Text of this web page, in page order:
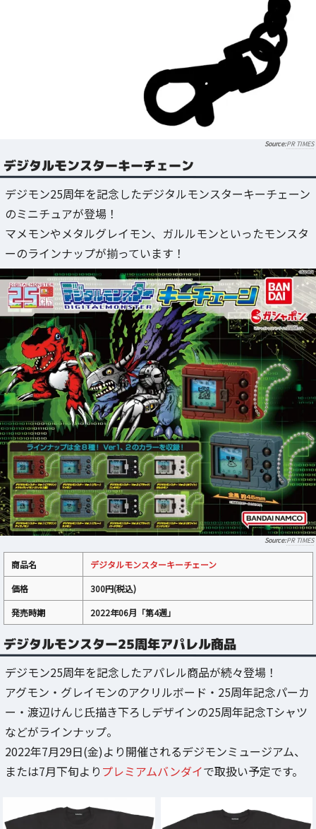
PR TIMES
デジタルモンスターキーチェーン
デジモン25周年を記念したデジタルモンスターキーチェーン
のミニチュアが登場！
マメモンやメタルグレイモン、ガルルモンといったモンスタ
ーのラインナップが揃っています！
PR TIMES
商品名
デジタルモンスターキーチェーン
価格
300円(税込)
発売時期
2022年06月「第4週」
デジタルモンスター25周年アパレル商品
デジモン25周年を記念したアパレル商品が続々登場！
アグモン・グレイモンのアクリルボード・25周年記念パーカ
ー・渡辺けんじ氏描き下ろしデザインの25周年記念Tシャツ
などがラインナップ。
2022年7月29日(金)より開催されるデジモンミュージアム、
または7月下旬より プレミアムバンダイで取扱い予定です。